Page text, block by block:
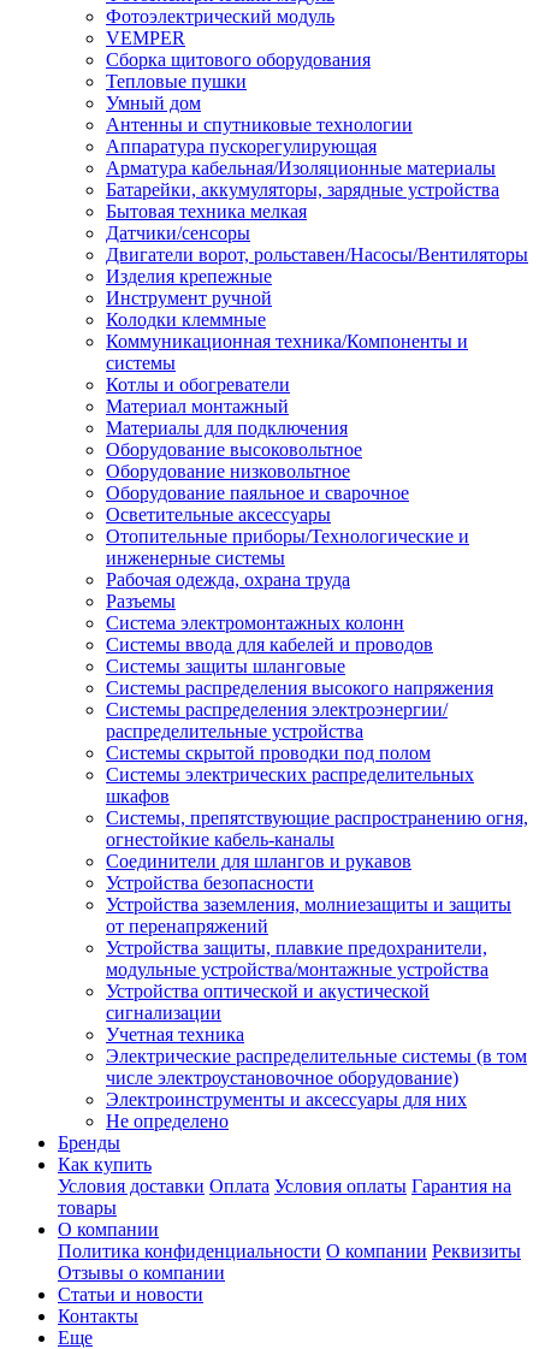
Фотоэлектрический модуль
VEMPER
Сборка щитового оборудования
Тепловые пушки
Умный дом
Антенны и спутниковые технологии
Аппаратура пускорегулирующая
Арматура кабельная/Изоляционные материалы
Батарейки, аккумуляторы, зарядные устройства
Бытовая техника мелкая
Датчики/сенсоры
Двигатели ворот, рольставен/Насосы/Вентиляторы
Изделия крепежные
Инструмент ручной
Колодки клеммные
Коммуникационная техника/Компоненты и
системы
Котлы и обогреватели
Материал монтажный
Материалы для подключения
Оборудование высоковольтное
Оборудование низковольтное
Оборудование паяльное и сварочное
Осветительные аксессуары
Отопительные приборы/Технологические и
инженерные системы
Рабочая одежда, охрана труда
Разъемы
Система электромонтажных колонн
Системы ввода для кабелей и проводов
Системы защиты шланговые
Системы распределения высокого напряжения
Системы распределения электроэнергии/
распределительные устройства
Системы скрытой проводки под полом
Системы электрических распределительных
шкафов
Системы, препятствующие распространению огня,
огнестойкие кабель-каналы
Соединители для шлангов и рукавов
Устройства безопасности
Устройства заземления, молниезащиты и защиты
от перенапряжений
Устройства защиты, плавкие предохранители,
модульные устройства/монтажные устройства
Устройства оптической и акустической
сигнализации
Учетная техника
Электрические распределительные системы (в том
числе электроустановочное оборудование)
Электроинструменты и аксессуары для них
Не определено
Бренды
Как купить
Условия доставки Оплата Условия оплаты Гарантия на
товары
О компании
Политика конфиденциальности О компании Реквизиты
Отзывы о компании
Статьи и новости
Контакты
Еще